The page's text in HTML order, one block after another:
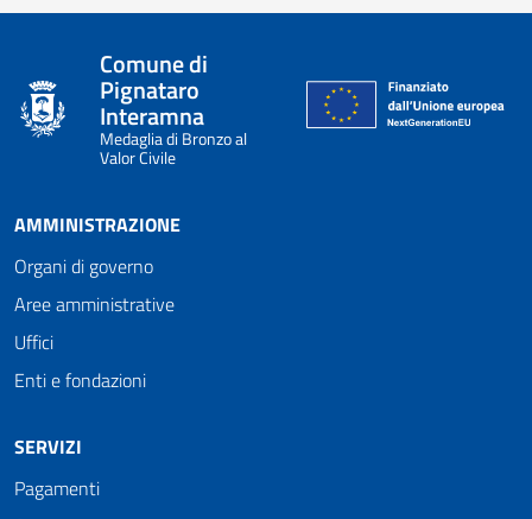
Comune di
Pignataro
Interamna
Medaglia di Bronzo al
Valor Civile
AMMINISTRAZIONE
Organi di governo
Aree amministrative
Uffici
Enti e fondazioni
SERVIZI
Pagamenti